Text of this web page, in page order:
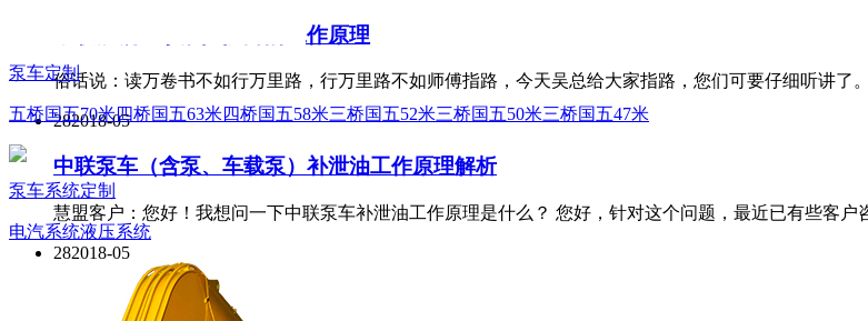
泵车定制
五桥国五70米四桥国五63米四桥国五58米三桥国五52米三桥国五50米三桥国五47米
泵车系统定制
电汽系统液压系统
中联混凝土泵液控换向的工作原理
俗话说：读万卷书不如行万里路，行万里路不如师傅指路，今天吴总给大家指路，您们可要仔细听讲
282018-05
中联泵车（含泵、车载泵）补泄油工作原理解析
慧盟客户：您好！我想问一下中联泵车补泄油工作原理是什么？ 您好，针对这个问题，最近已有些客
282018-05
三一泵车奔驰速度控制